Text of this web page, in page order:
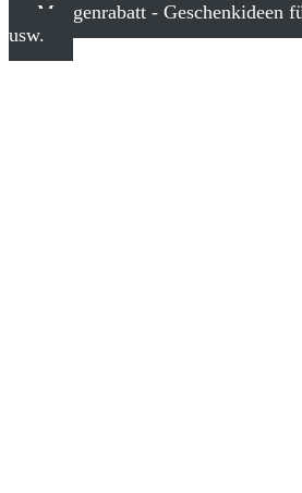
Mengenrabatt - Geschenkideen
usw.